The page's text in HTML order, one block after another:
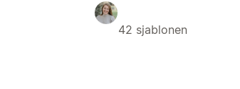
42 sjablonen